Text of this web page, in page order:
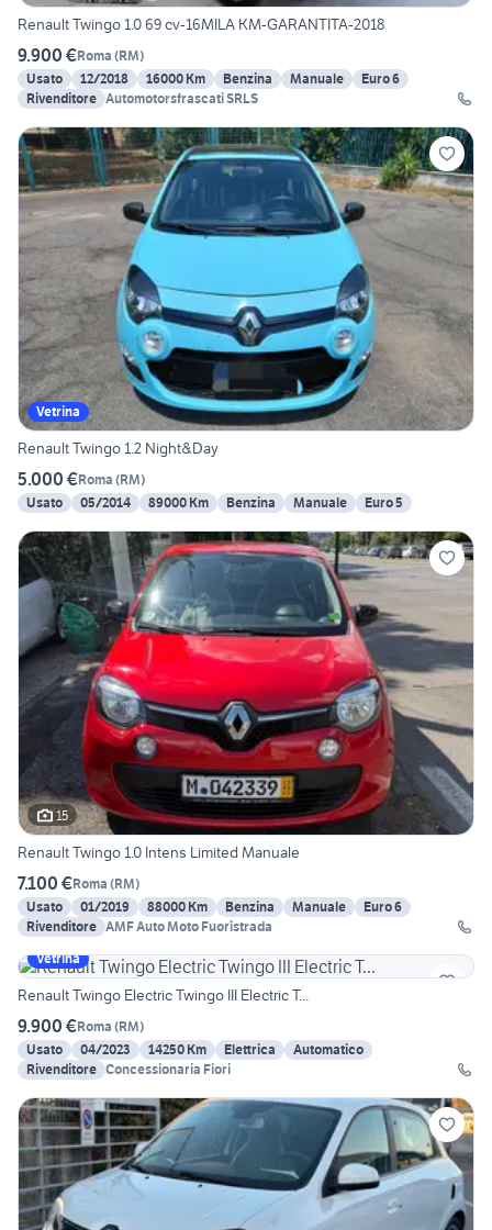
Renault Twingo 1.0 69 cv-16MILA KM-GARANTITA-2018
9.900 €Roma (RM)
Usato
12/2018 16000 Km Benzina Manuale
Euro 6
Rivenditore Automotorsfrascati SRLS
Vetrina
Renault Twingo 1.2 Night&Day
5.000 €Roma (RM)
Usato
05/2014 89000 Km Benzina Manuale Euro 5
15
Renault Twingo 1.0 Intens Limited Manuale
7.100 €Roma (RM)
Usato
01/2019 88000 Km Benzina Manuale
Euro 6
Rivenditore AMF Auto Moto Fuoristrada
Vetrina
Renault Twingo Electric Twingo III Electric T...
9.900 €Roma (RM)
Usato
04/2023 14250 Km Elettrica
Automatico
Rivenditore Concessionaria Fiori